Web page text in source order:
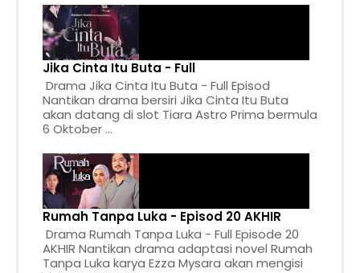
Jika Cinta Itu Buta - Full
Drama Jika Cinta Itu Buta - Full Episod
Nantikan drama bersiri Jika Cinta Itu Buta
akan datang di slot Tiara Astro Prima bermula
6 Oktober ...
Rumah Tanpa Luka - Episod 20 AKHIR
Drama Rumah Tanpa Luka - Full Episode 20
AKHIR Nantikan drama adaptasi novel Rumah
Tanpa Luka karya Ezza Mysara akan mengisi